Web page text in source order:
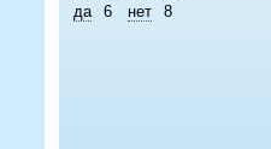
да
6 нет 8